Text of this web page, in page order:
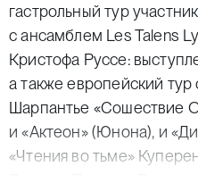
гастрольный тур
с ансамблем Les Talens
Кристофа Руссе:
а также европейский
Шарпантье «Сошествие
и «Актеон» (Юнона), и
«Чтения во тьме»